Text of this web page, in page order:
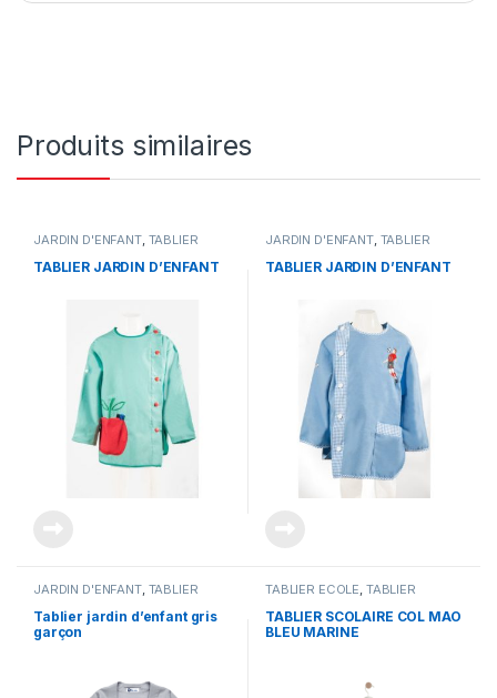
Produits similaires
JARDIN D'ENFANT, TABLIER
TABLIER JARDIN D’ENFANT
JARDIN D'ENFANT, TABLIER
TABLIER JARDIN D’ENFANT
JARDIN D'ENFANT, TABLIER
Tablier jardin d’enfant gris
garçon
TABLIER ECOLE, TABLIER
TABLIER SCOLAIRE COL MAO
BLEU MARINE